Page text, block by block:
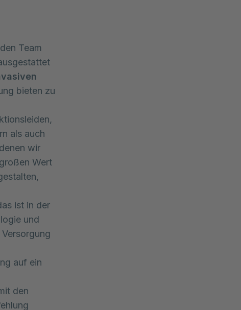
Team
bieten zu
als auch
wir
Wert
ist in der
und
auf ein
den